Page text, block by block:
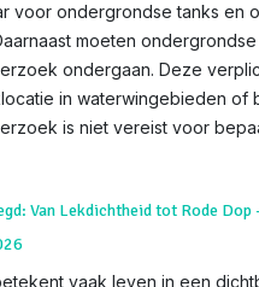
voor ondergrondse tanks en
moeten ondergrondse
ondergaan. Deze
in waterwingebieden of
is niet vereist voor
Van Lekdichtheid tot Rode Dop
vaak leven in een